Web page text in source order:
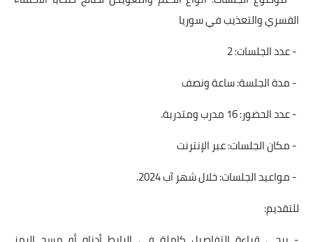
القسري والتعذيب في سوريا
- عدد الجلسات: 2
- مدة الجلسة: ساعة ونصف
- عدد الحضور: 16 مدرب ومتدربة.
- مكان الجلسات: عبر الإنترنت
- مواعيد الجلسات: خلال شهر آب 2024.
للتقديم: